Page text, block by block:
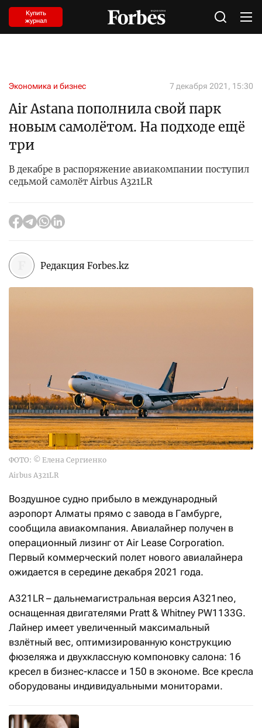
Купить
журнал
Экономика и бизнес 7 декабря 2021, 15:30
Air Astana пополнила свой парк
новым самолётом. На подходе ещё
три
В декабре в распоряжение авиакомпании поступил
седьмой самолёт Airbus A321LR
Редакция Forbes.kz
ФОТО: © Елена Сергиенко
Airbus A321LR
Воздушное судно прибыло в международный
аэропорт Алматы прямо с завода в Гамбурге,
сообщила авиакомпания. Авиалайнер получен в
операционный лизинг от Air Lease Corporation.
Первый коммерческий полет нового авиалайнера
ожидается в середине декабря 2021 года.
А321LR – дальнемагистральная версия A321neo,
оснащенная двигателями Pratt & Whitney PW1133G.
Лайнер имеет увеличенный максимальный
взлётный вес, оптимизированную конструкцию
фюзеляжа и двухклассную компоновку салона: 16
кресел в бизнес-классе и 150 в экономе. Все кресла
оборудованы индивидуальными мониторами.